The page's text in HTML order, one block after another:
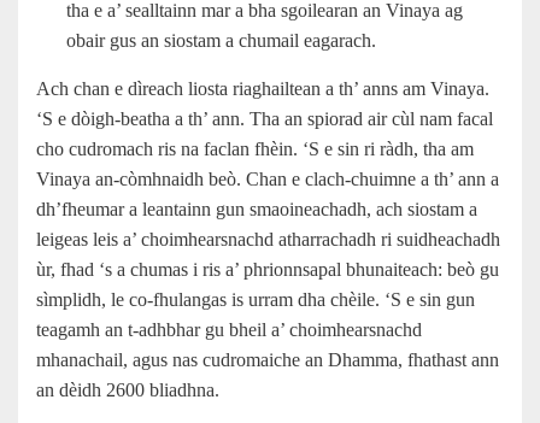
tha e a’ sealltainn mar a bha sgoilearan an Vinaya ag
obair gus an siostam a chumail eagarach.
Ach chan e dìreach liosta riaghailtean a th’ anns am Vinaya.
‘S e dòigh‑beatha a th’ ann. Tha an spiorad air cùl nam facal
cho cudromach ris na faclan fhèin. ‘S e sin ri ràdh, tha am
Vinaya an‑còmhnaidh beò. Chan e clach-chuimne a th’ ann a
dh’fheumar a leantainn gun smaoineachadh, ach siostam a
leigeas leis a’ choimhearsnachd atharrachadh ri suidheachadh
ùr, fhad ‘s a chumas i ris a’ phrionnsapal bhunaiteach: beò gu
sìmplidh, le co‑fhulangas is urram dha chèile. ‘S e sin gun
teagamh an t-adhbhar gu bheil a’ choimhearsnachd
mhanachail, agus nas cudromaiche an Dhamma, fhathast ann
an dèidh 2600 bliadhna.